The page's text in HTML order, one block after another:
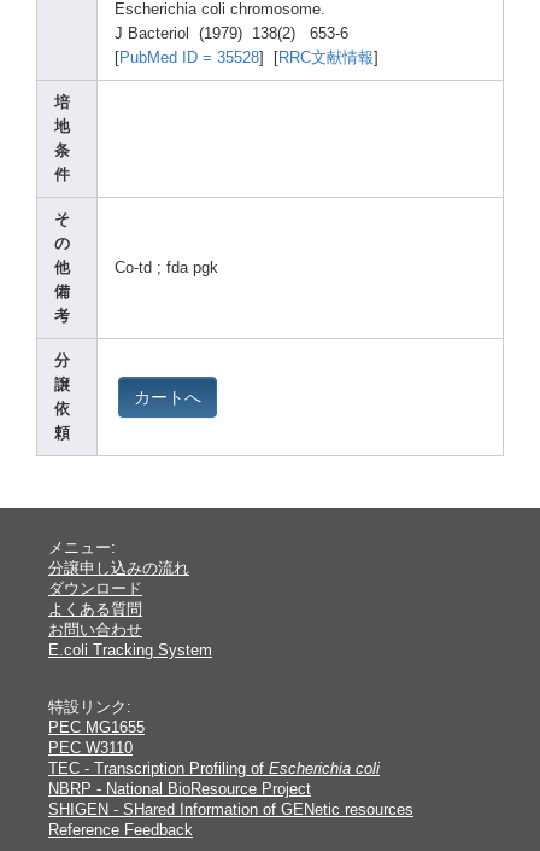
Escherichia coli chromosome.
J Bacteriol (1979) 138(2) 653-6
PubMed ID = 35528 RRC文献情報
培
地
条
件
そ
の
他
備
考
Co-td ; fda pgk
分
譲
依
頼
カートへ
メニュー:
分譲申し込みの流れ
ダウンロード
よくある質問
お問い合わせ
E.coli Tracking System
特設リンク:
PEC MG1655
PEC W3110
TEC - Transcription Profiling of Escherichia coli
NBRP - National BioResource Project
SHIGEN - SHared Information of GENetic resources
Reference Feedback